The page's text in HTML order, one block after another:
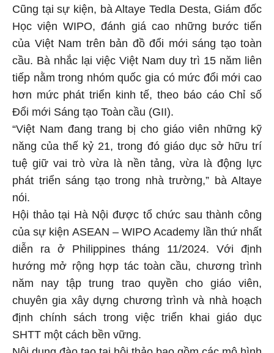
Cũng tại sự kiện, bà Altaye Tedla Desta, Giám đốc
Học viện WIPO, đánh giá cao những bước tiến
của Việt Nam trên bản đồ đổi mới sáng tạo toàn
cầu. Bà nhắc lại việc Việt Nam duy trì 15 năm liên
tiếp nằm trong nhóm quốc gia có mức đổi mới cao
hơn mức phát triển kinh tế, theo báo cáo Chỉ số
Đổi mới Sáng tạo Toàn cầu (GII).
“Việt Nam đang trang bị cho giáo viên những kỹ
năng của thế kỷ 21, trong đó giáo dục sở hữu trí
tuệ giữ vai trò vừa là nền tảng, vừa là động lực
phát triển sáng tạo trong nhà trường,” bà Altaye
nói.
Hội thảo tại Hà Nội được tổ chức sau thành công
của sự kiện ASEAN – WIPO Academy lần thứ nhất
diễn ra ở Philippines tháng 11/2024. Với định
hướng mở rộng hợp tác toàn cầu, chương trình
năm nay tập trung trao quyền cho giáo viên,
chuyên gia xây dựng chương trình và nhà hoạch
định chính sách trong việc triển khai giáo dục
SHTT một cách bền vững.
Nội dung đào tạo tại hội thảo bao gồm các mô hình